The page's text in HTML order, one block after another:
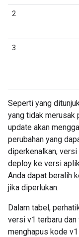
2
3
Seperti yang
yang tidak merusak
update akan
perubahan yang
diperkenalkan,
deploy ke versi
Anda dapat beralih
jika diperlukan.
Dalam tabel,
versi v1 terbaru
menghapus kode